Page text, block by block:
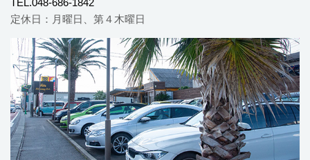
定休日：月曜日、第４木曜日